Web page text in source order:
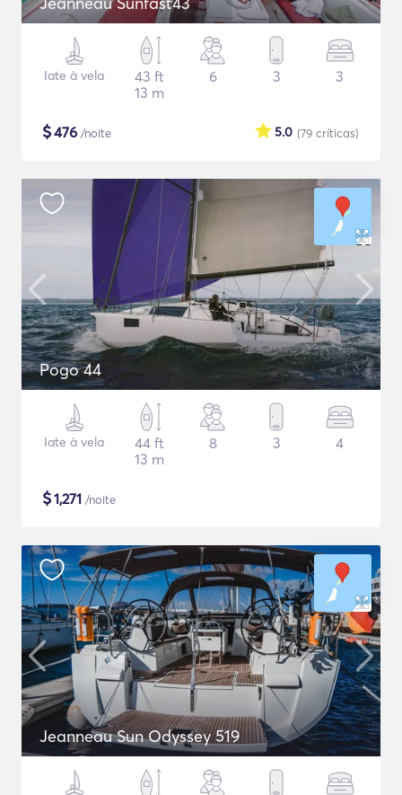
Iate à vela
43 ft
13 m
6 3 3
$476 /noite (79 críticas)
5.0
Pogo 44
Iate à vela
44 ft
13 m
8 3 4
$1,271 /noite
Jeanneau Sun Odyssey 519